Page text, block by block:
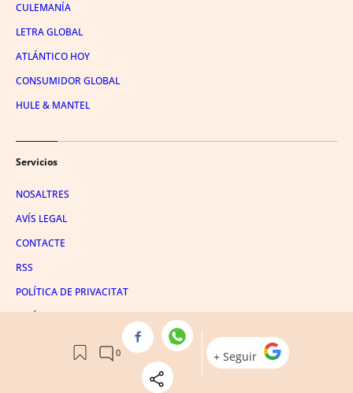
CULEMANÍA
LETRA GLOBAL
ATLÁNTICO HOY
CONSUMIDOR GLOBAL
HULE & MANTEL
Servicios
NOSALTRES
AVÍS LEGAL
CONTACTE
RSS
POLÍTICA DE PRIVACITAT
POLÍTICA DE COOKIES
EMPRESAS ESPANYOLES